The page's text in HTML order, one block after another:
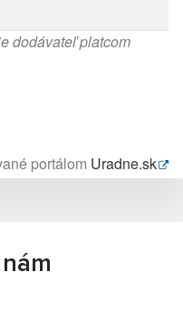
dodávateľ platcom
portálom Uradne.sk